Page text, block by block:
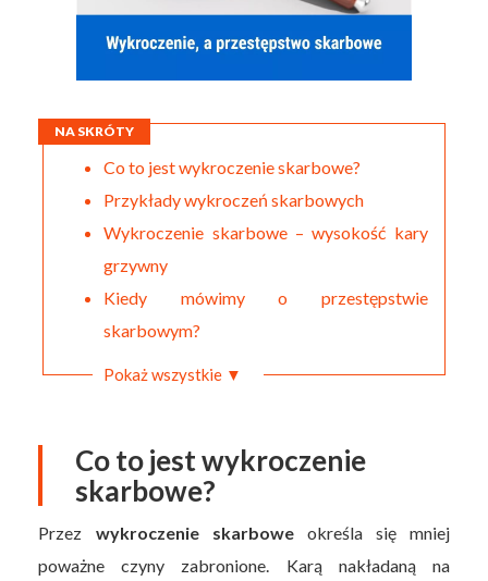
NA SKRÓTY
Co to jest wykroczenie skarbowe?
Przykłady wykroczeń skarbowych
Wykroczenie skarbowe – wysokość kary
grzywny
Kiedy mówimy o przestępstwie
skarbowym?
Pokaż wszystkie ▼
Co to jest wykroczenie
skarbowe?
Przez wykroczenie skarboweokreśla się mniej
poważne czyny zabronione. Karą nakładaną na